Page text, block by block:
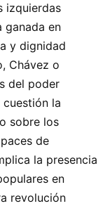
izquierdas
ganada en
y dignidad
Chávez o
del poder
la
sobre los
de
la presencia
en
revolución